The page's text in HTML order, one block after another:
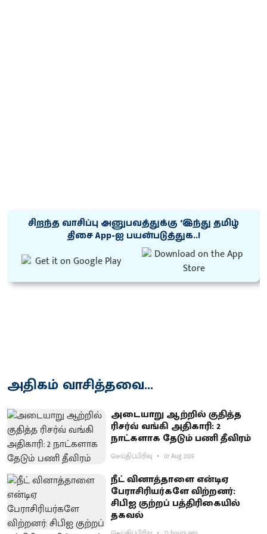
சிறந்த வாசிப்பு அனுபவத்துக்கு ‘இந்து தமிழ்
திசை App-ஐ பயன்படுத்துக..!
அதிகம் வாசித்தவை...
அடையாறு ஆற்றில் குதித்த
ரிசர்வ் வங்கி அதிகாரி: 2
நாட்களாக தேடும் பணி தீவிரம்
செய்திப்பிரிவு 07 Aug 2026
நீட் வினாத்தாளை என்டிஏ
பேராசிரியர்களே விற்றனர்:
சிபிஐ குற்றப் பத்திரிகையில்
தகவல்